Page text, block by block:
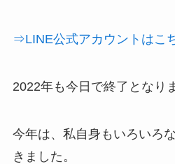
⇒LINE公式アカウントはこ
2022年も今日で終了となり
今年は、私自身もいろいろ
きました。